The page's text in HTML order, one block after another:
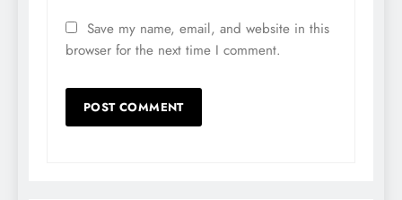
Save my name, email, and website in this
browser for the next time I comment.